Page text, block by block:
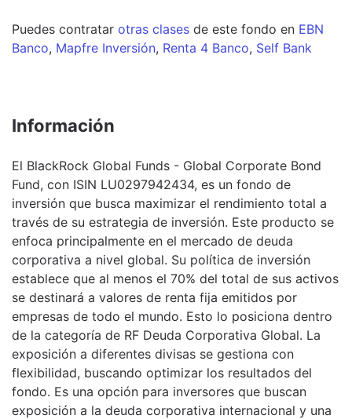
Puedes contratar otras clases de este fondo en EBN
Banco, Mapfre Inversión, Renta 4 Banco, Self Bank
Información
El BlackRock Global Funds - Global Corporate Bond
Fund, con ISIN LU0297942434, es un fondo de
inversión que busca maximizar el rendimiento total a
través de su estrategia de inversión. Este producto se
enfoca principalmente en el mercado de deuda
corporativa a nivel global. Su política de inversión
establece que al menos el 70% del total de sus activos
se destinará a valores de renta fija emitidos por
empresas de todo el mundo. Esto lo posiciona dentro
de la categoría de RF Deuda Corporativa Global. La
exposición a diferentes divisas se gestiona con
flexibilidad, buscando optimizar los resultados del
fondo. Es una opción para inversores que buscan
exposición a la deuda corporativa internacional y una